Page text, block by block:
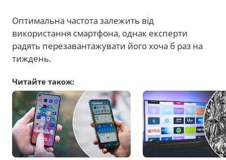
Оптимальна частота залежить від
використання смартфона, однак експерти
радять перезавантажувати його хоча б раз на
тиждень.
Читайте також: